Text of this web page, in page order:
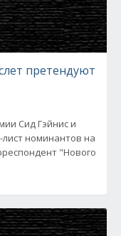
претендуют
Сид Гэйнис и
номинантов на
"Нового